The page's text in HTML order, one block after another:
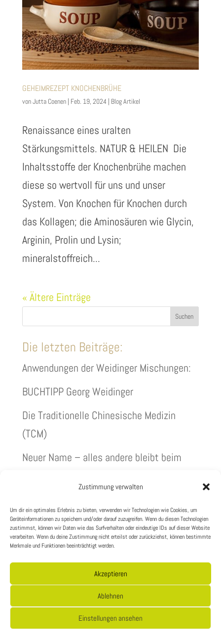
Zustimmung verwalten
Um dir ein optimales Erlebnis zu bieten, verwenden wir Technologien wie Cookies, um
Geräteinformationen zu speichern und/oder darauf zuzugreifen. Wenn du diesen Technologien
zustimmst, können wir Daten wie das Surfverhalten oder eindeutige IDs auf dieser Website
verarbeiten. Wenn du deine Zustimmung nicht erteilst oder zurückziehst, können bestimmte
Merkmale und Funktionen beeinträchtigt werden.
Akzeptieren
Ablehnen
Einstellungen ansehen
GEHEIMREZEPT KNOCHENBRÜHE
vonJutta Coenen| Feb. 19, 2024 | Blog Artikel
Renaissance eines uralten
Stärkungsmittels. NATUR & HEILEN Die
Inhaltsstoffe der Knochenbrühe machen
diese so wertvoll für uns und unser
System. Von Knochen für Knochen durch
das Kollagen; die Aminosäuren wie Glycin,
Arginin, Prolin und Lysin;
mineralstoffreich...
« Ältere Einträge
Suchen
Die letzten Beiträge:
Anwendungen der Weidinger Mischungen:
BUCHTIPP Georg Weidinger
Die Traditionelle Chinesische Medizin
(TCM)
Neuer Name – alles andere bleibt beim
nichts, was Ihre Großmutter nicht als
Essen erkannt hätte
Copyright 2024 - Jutta Coenen